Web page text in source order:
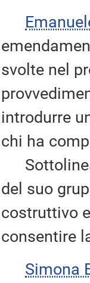
svolte nel
introdurre
chi ha
del suo
costruttivo
consentire
Simona